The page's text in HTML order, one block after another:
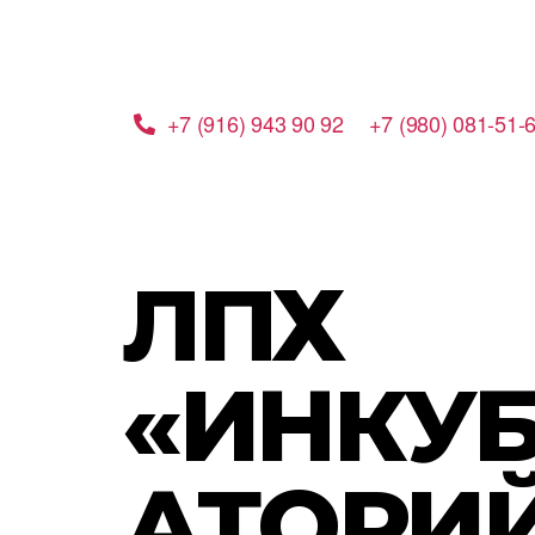
+7 (916) 943 90 92 +7 (980) 081-51-
ЛПХ